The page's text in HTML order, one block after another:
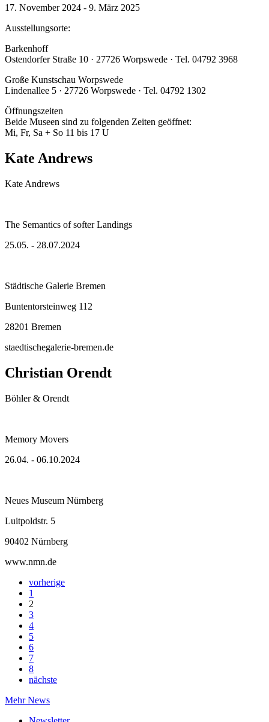
17. November 2024 - 9. März 2025
Ausstellungsorte:
Barkenhoff
Ostendorfer Straße 10 · 27726 Worpswede · Tel. 04792 3968
Große Kunstschau Worpswede
Lindenallee 5 · 27726 Worpswede · Tel. 04792 1302
Öffnungszeiten
Beide Museen sind zu folgenden Zeiten geöffnet:
Mi, Fr, Sa + So 11 bis 17 U
Kate Andrews
Kate Andrews
The Semantics of softer Landings
25.05. - 28.07.2024
Städtische Galerie Bremen
Buntentorsteinweg 112
28201 Bremen
staedtischegalerie-bremen.de
Christian Orendt
Böhler & Orendt
Memory Movers
26.04. - 06.10.2024
Neues Museum Nürnberg
Luitpoldstr. 5
90402 Nürnberg
www.nmn.de
vorherige
1
2
3
4
5
6
7
8
nächste
Mehr News